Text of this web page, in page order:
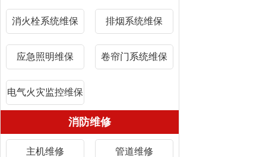
消火栓系统维保 排烟系统维保
应急照明维保 卷帘门系统维保
电气火灾监控维保
消防维修
主机维修 管道维修